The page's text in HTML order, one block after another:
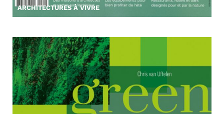
ARCHITECTURES À VIVRE